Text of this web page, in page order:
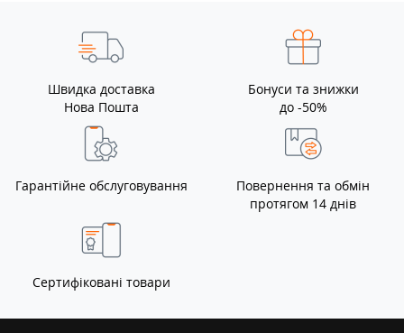
Швидка доставка
Нова Пошта
Бонуси та знижки
до -50%
Гарантійне обслуговування
Повернення та обмін
протягом 14 днів
Сертифіковані товари